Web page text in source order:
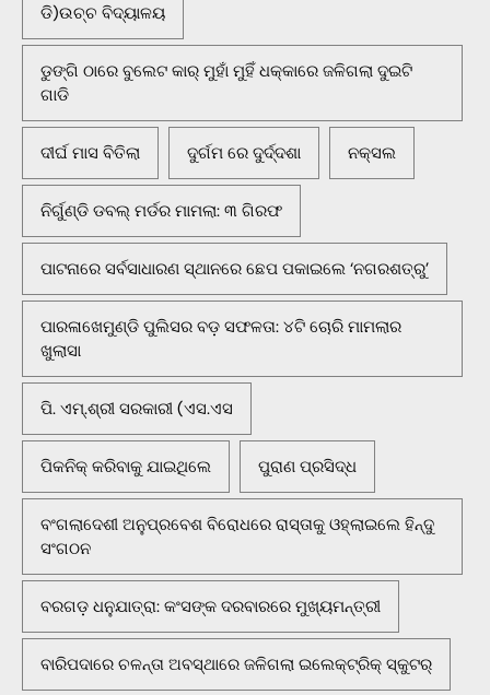
ଡି)ଉଚ୍ଚ ବିଦ୍ୟାଳୟ
ଡୁଙ୍ଗି ଠାରେ ବୁଲେଟ କାର୍ ମୁହାଁ ମୁହିଁ ଧକ୍କାରେ ଜଳିଗଲା ଦୁଇଟି
ଗାଡି
ଦୀର୍ଘ ମାସ ବିତିଲା ଦୁର୍ଗମ ରେ ଦୁର୍ଦ୍ଦଶା ନକ୍ସଲ
ନିର୍ଗୁଣ୍ଡି ଡବଲ୍ ମର୍ଡର ମାମଲା: ୩ ଗିରଫ
ପାଟନାରେ ସର୍ବସାଧାରଣ ସ୍ଥାନରେ ଛେପ ପକାଇଲେ ‘ନଗରଶତ୍ରୁ’
ପାରଳାଖେମୁଣ୍ଡି ପୁଲିସର ବଡ଼ ସଫଳତା: ୪ଟି ଚୋରି ମାମଲାର
ଖୁଲାସା
ପି. ଏମ୍.ଶ୍ରୀ ସରକାରୀ (ଏସ.ଏସ
ପିକନିକ୍‌ କରିବାକୁ ଯାଇଥିଲେ ପୁରାଣ ପ୍ରସିଦ୍ଧ
ବଂଗଲାଦେଶୀ ଅନୁପ୍ରବେଶ ବିରୋଧରେ ରାସ୍ତାକୁ ଓହ୍ଲାଇଲେ ହିନ୍ଦୁ
ସଂଗଠନ
ବରଗଡ଼ ଧନୁଯାତ୍ରା: କଂସଙ୍କ ଦରବାରରେ ମୁଖ୍ୟମନ୍ତ୍ରୀ
ବାରିପଦାରେ ଚଳନ୍ତା ଅବସ୍ଥାରେ ଜଳିଗଲା ଇଲେକ୍ଟ୍ରିକ୍ ସ୍କୁଟର୍